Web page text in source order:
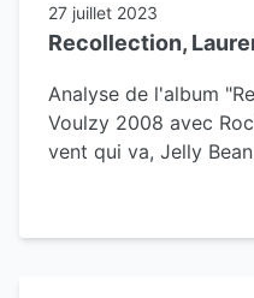
27 juillet 2023
Recollection,
Analyse de l'album
Voulzy 2008 avec
vent qui va, Jelly Bean